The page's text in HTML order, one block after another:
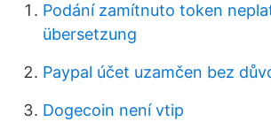
Podání zamítnuto token
übersetzung
Paypal účet uzamčen bez
Dogecoin není vtip